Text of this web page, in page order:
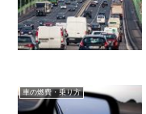
車の燃費・乗り方